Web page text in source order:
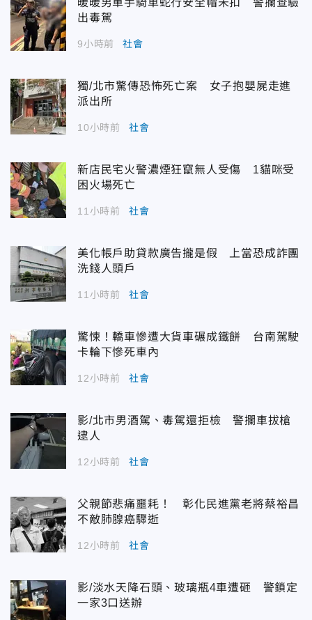
出毒駕
9小時前 社會
獨/北市驚傳恐怖死亡案 女子抱嬰屍走進
派出所
10小時前 社會
新店民宅火警濃煙狂竄無人受傷 1貓咪受
困火場死亡
11小時前 社會
美化帳戶助貸款廣告攏是假 上當恐成詐團
洗錢人頭戶
11小時前 社會
驚悚！轎車慘遭大貨車碾成鐵餅 台南駕駛
卡輪下慘死車內
12小時前 社會
影/北市男酒駕、毒駕還拒檢 警攔車拔槍
逮人
12小時前 社會
父親節悲痛噩耗！ 彰化民進黨老將蔡裕昌
不敵肺腺癌驟逝
12小時前 社會
影/淡水天降石頭、玻璃瓶4車遭砸 警鎖定
一家3口送辦